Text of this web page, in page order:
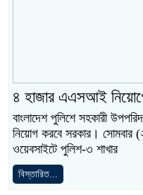
৪ হাজার এএসআই
বাংলাদেশ পুলিশে সহকারী
নিয়োগ করবে সরকার। সোমবার
ওয়েবসাইটে পুলিশ-৩ শাখার
বিস্তারিত...